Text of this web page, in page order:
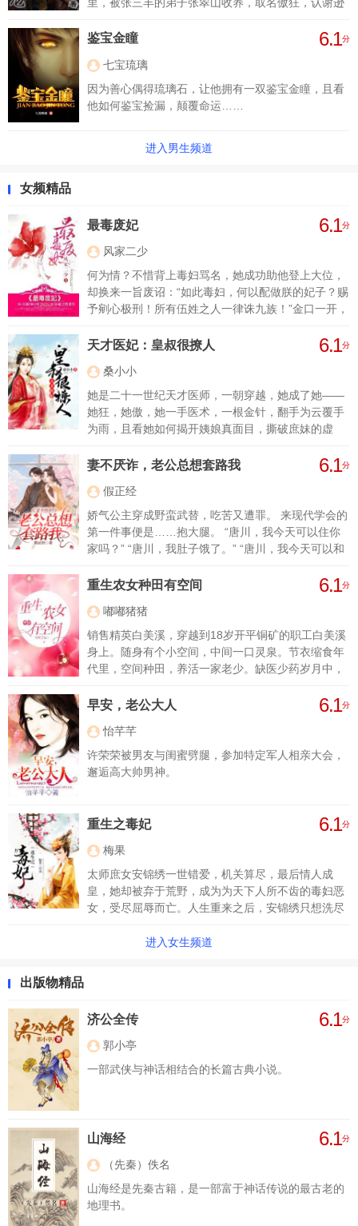
搅乱倚天屠龙。
鉴宝金瞳 6.1分
七宝琉璃
因为善心偶得琉璃石，让他拥有一双鉴宝金瞳，且看
他如何鉴宝捡漏，颠覆命运……
进入男生频道
女频精品
最毒废妃 6.1分
风家二少
何为情？不惜背上毒妇骂名，她成功助他登上大位，
却换来一旨废诏：“如此毒妇，何以配做朕的妃子？赐
予剜心极刑！所有伍姓之人一律诛九族！”金口一开，
下她的心，捧到她曾经最好的姐妹面前；何为义？与
痛！不共戴天！若有来生，我必千倍奉还！”死时，她
立下血咒！
天才医妃：皇叔很撩人 6.1分
桑小小
她是二十一世纪天才医师，一朝穿越，她成了她——
她狂，她傲，她一手医术，一根金针，翻手为云覆手
为雨，且看她如何揭开姨娘真面目，撕破庶妹的虚
皇叔……还不错！ 某男说：阿星，过来。 某女一扑
妻不厌诈，老公总想套路我 6.1分
假正经
娇气公主穿成野蛮武替，吃苦又遭罪。 来现代学会的
第一件事便是……抱大腿。 “唐川，我今天可以住你
家吗？” “唐川，我肚子饿了。” “唐川，我今天可以和
重生农女种田有空间 6.1分
嘟嘟猪猪
销售精英白美溪，穿越到18岁开平铜矿的职工白美溪
身上。随身有个小空间，中间一口灵泉。节衣缩食年
代里，空间种田，养活一家老少。缺医少药岁月中，
早安，老公大人 6.1分
怡芊芊
许荣荣被男友与闺蜜劈腿，参加特定军人相亲大会，
邂逅高大帅男神。
重生之毒妃 6.1分
梅果
太师庶女安锦绣一世错爱，机关算尽，最后情人成
皇，她却被弃于荒野，成为为天下人所不齿的毒妇恶
女，受尽屈辱而亡。人生重来之后，安锦绣只想洗尽
是一场无关风月的局，爱与恨，争与弃，笑与泪从来
进入女生频道
出版物精品
济公全传 6.1分
郭小亭
一部武侠与神话相结合的长篇古典小说。
山海经 6.1分
（先秦）佚名
山海经是先秦古籍，是一部富于神话传说的最古老的
地理书。